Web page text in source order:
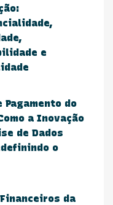
e
Pagamento do
a Inovação
de Dados
o
da